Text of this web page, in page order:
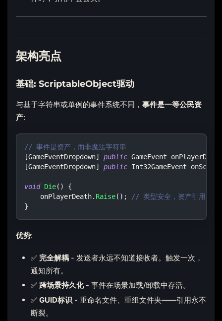
架构亮点
基础: ScriptableObject驱动
与基于字符串或单例的事件系统不同， 事件是一等公民资
产:
// 事件是资产，而非魔法字符串
[GameEventDropdown] public GameEvent onPlayerDeath
[GameEventDropdown] public Int32GameEvent
void Die( )
{
    onPlayerDeath
. Raise( ) ;
// 类型安全，资产引用
}
优势:
✅ 完全解耦- 发送者永远不知道接收者。触发一次，
通知所有。
✅ 跨场景持久化- 事件在场景加载/卸载中存活。
✅ GUID标识- 重命名文件、重组文件夹——引用永不
断裂。